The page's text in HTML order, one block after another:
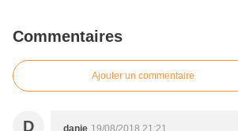
Commentaires
Ajouter un commentaire
D danie 19/08/2018 21:21